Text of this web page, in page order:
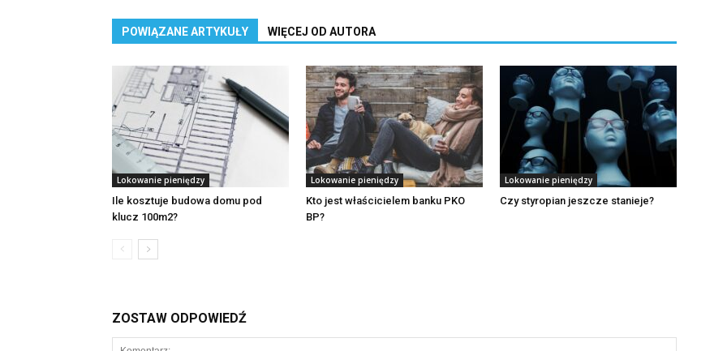
POWIĄZANE ARTYKUŁY WIĘCEJ OD AUTORA
Lokowanie pieniędzy
Ile kosztuje budowa domu pod
klucz 100m2?
Lokowanie pieniędzy
Kto jest właścicielem banku PKO
BP?
Lokowanie pieniędzy
Czy styropian jeszcze stanieje?
ZOSTAW ODPOWIEDŹ